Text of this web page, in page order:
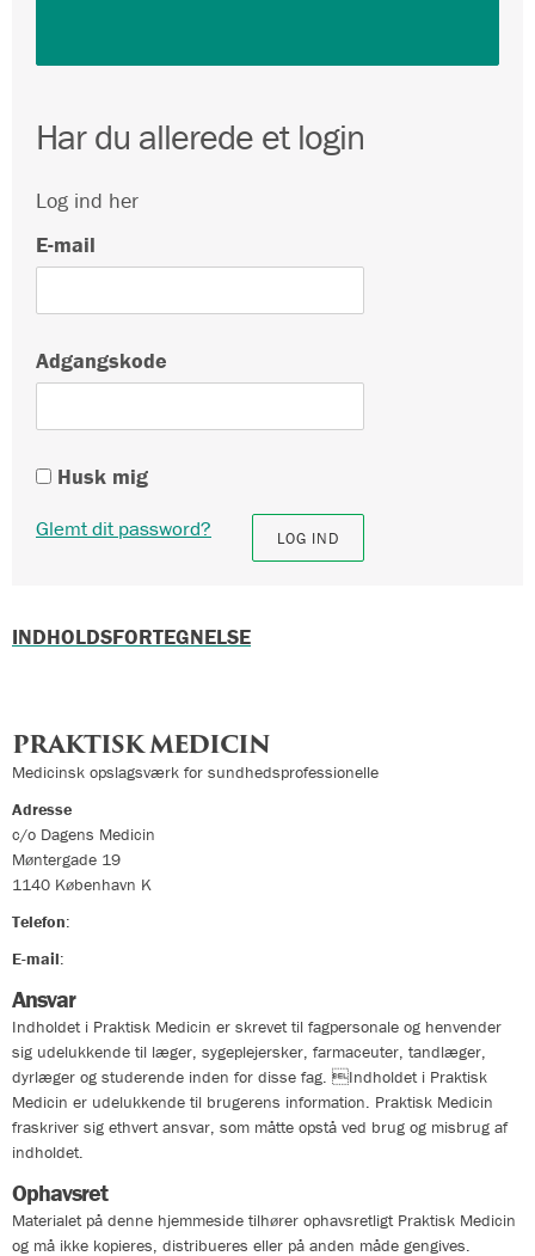
Har du allerede et login
Log ind her
E-mail
Adgangskode
Husk mig
Glemt dit password?
INDHOLDSFORTEGNELSE
PRAKTISK MEDICIN
Medicinsk opslagsværk for sundhedsprofessionelle
Adresse
c/o Dagens Medicin
Møntergade 19
1140 København K
Telefon:
E-mail:
Ansvar
Indholdet i Praktisk Medicin er skrevet til fagpersonale og henvender
sig udelukkende til læger, sygeplejersker, farmaceuter, tandlæger,
dyrlæger og studerende inden for disse fag. Indholdet i Praktisk
Medicin er udelukkende til brugerens information. Praktisk Medicin
fraskriver sig ethvert ansvar, som måtte opstå ved brug og misbrug af
indholdet.
Ophavsret
Materialet på denne hjemmeside tilhører ophavsretligt Praktisk Medicin
og må ikke kopieres, distribueres eller på anden måde gengives.